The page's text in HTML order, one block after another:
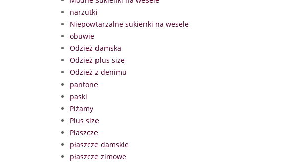
narzutki
Niepowtarzalne sukienki na wesele
obuwie
Odzież damska
Odzież plus size
Odzież z denimu
pantone
paski
Piżamy
Plus size
Płaszcze
płaszcze damskie
płaszcze zimowe